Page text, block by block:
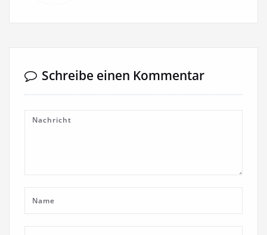
Schreibe einen Kommentar